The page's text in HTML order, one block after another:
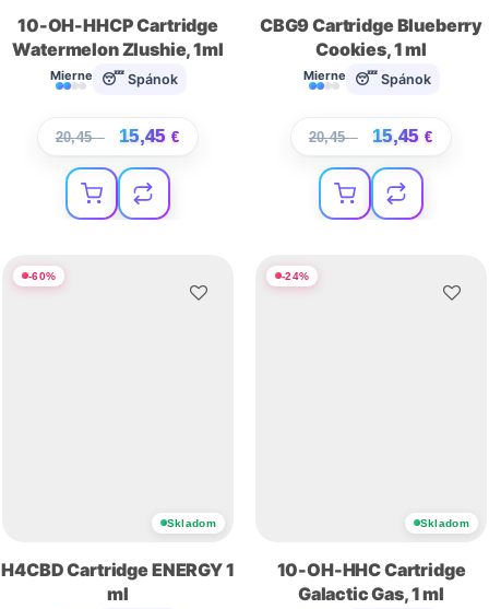
10-OH-HHCP Cartridge
Watermelon Zlushie, 1ml
Mierne 😴 Spánok
20,45€ 15,45 €
CBG9 Cartridge Blueberry
Cookies, 1 ml
Mierne 😴 Spánok
20,45€ 15,45 €
-60%
Skladom
H4CBD Cartridge ENERGY 1
ml
-24%
Skladom
10-OH-HHC Cartridge
Galactic Gas, 1 ml